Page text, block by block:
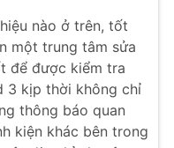
nào ở trên, tốt
một trung tâm sửa
để được kiểm tra
3 kịp thời không chỉ
thông báo quan
kiện khác bên trong